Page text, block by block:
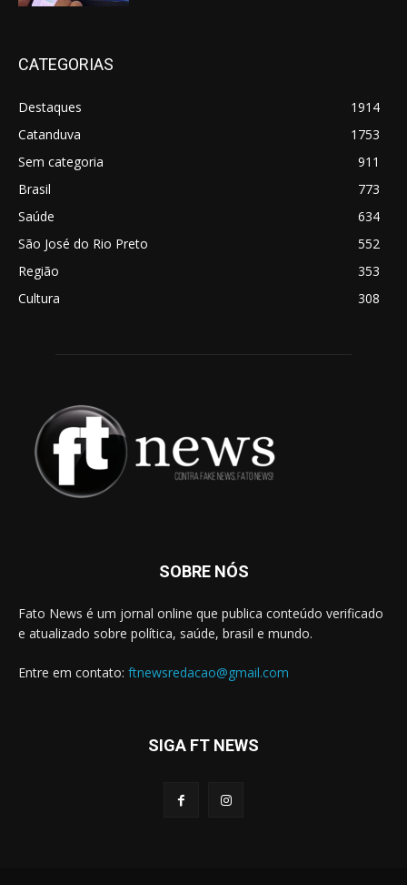
CATEGORIAS
Destaques
1914
Catanduva
1753
Sem categoria
911
Brasil
773
Saúde
634
São José do Rio Preto
552
Região
353
Cultura
308
SOBRE NÓS
Fato News é um jornal online que publica conteúdo verificado
e atualizado sobre política, saúde, brasil e mundo.
Entre em contato: ftnewsredacao@gmail.com
SIGA FT NEWS